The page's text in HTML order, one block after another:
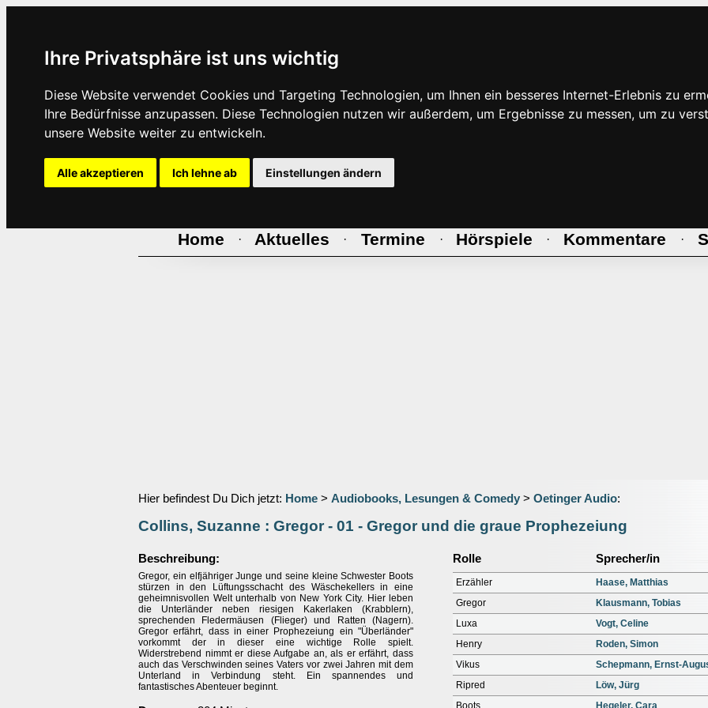
Ihre Privatsphäre ist uns wichtig
Diese Website verwendet Cookies und Targeting Technologien, um Ihnen ein besseres Internet-Erlebnis zu
Ihre Bedürfnisse anzupassen. Diese Technologien nutzen wir außerdem, um Ergebnisse zu messen, um zu
unsere Website weiter zu entwickeln.
Alle akzeptieren Ich lehne ab Einstellungen ändern
Home · Aktuelles · Termine · Hörspiele · Kommentare ·
Hier befindest Du Dich jetzt: Home > Audiobooks, Lesungen & Comedy > Oetinger Audio:
Collins, Suzanne : Gregor - 01 - Gregor und die graue Prophezeiung
Beschreibung:
Gregor, ein elfjähriger Junge und seine kleine Schwester Boots
stürzen in den Lüftungsschacht des Wäschekellers in eine
geheimnisvollen Welt unterhalb von New York City. Hier leben
die Unterländer neben riesigen Kakerlaken (Krabblern),
sprechenden Fledermäusen (Flieger) und Ratten (Nagern).
Gregor erfährt, dass in einer Prophezeiung ein "Überländer"
vorkommt der in dieser eine wichtige Rolle spielt.
Widerstrebend nimmt er diese Aufgabe an, als er erfährt, dass
auch das Verschwinden seines Vaters vor zwei Jahren mit dem
Unterland in Verbindung steht. Ein spannendes und
fantastisches Abenteuer beginnt.
Rolle Sprecher/in
Erzähler
Haase, Matthias
Gregor
Klausmann, Tobias
Luxa
Vogt, Celine
Henry
Roden, Simon
Vikus
Schepmann, Ernst-
Ripred
Löw, Jürg
Boots
Hegeler, Cara